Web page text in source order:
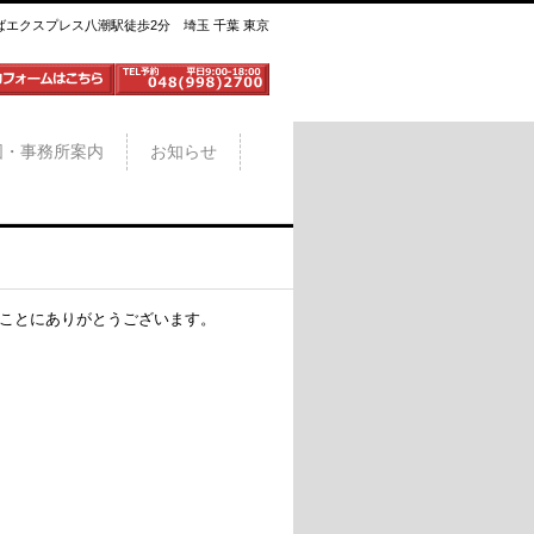
エクスプレス八潮駅徒歩2分 埼玉 千葉 東京
事務所案内 お知らせ
とにありがとうございます。